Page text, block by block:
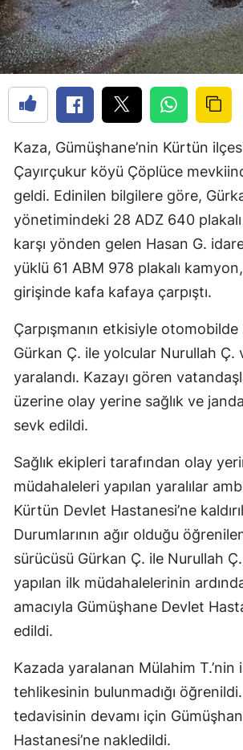
Kaza, Gümüşhane’nin Kürtün
Çayırçukur köyü Çöplüce
geldi. Edinilen bilgilere göre,
yönetimindeki 28 ADZ 640
karşı yönden gelen Hasan G.
yüklü 61 ABM 978 plakalı
girişinde kafa kafaya çarpıştı.
Çarpışmanın etkisiyle
Gürkan Ç. ile yolcular Nurullah Ç.
yaralandı. Kazayı gören
üzerine olay yerine sağlık ve
sevk edildi.
Sağlık ekipleri tarafından olay
müdahaleleri yapılan yaralılar
Kürtün Devlet Hastanesi’ne
Durumlarının ağır olduğu
sürücüsü Gürkan Ç. ile Nurullah
yapılan ilk müdahalelerinin
amacıyla Gümüşhane Devlet
edildi.
Kazada yaralanan Mülahim T.’nin
tehlikesinin bulunmadığı öğrenildi.
tedavisinin devamı için
Hastanesi’ne nakledildi.